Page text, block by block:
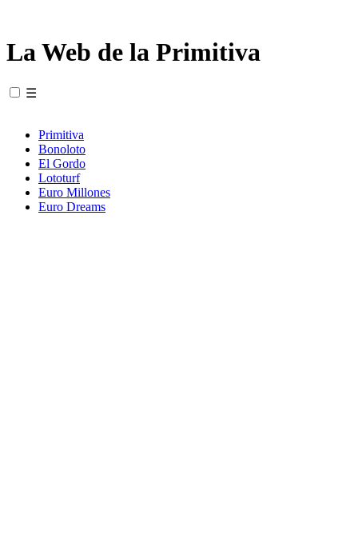
La Web de la Primitiva
☰
Primitiva
Bonoloto
El Gordo
Lototurf
Euro Millones
Euro Dreams